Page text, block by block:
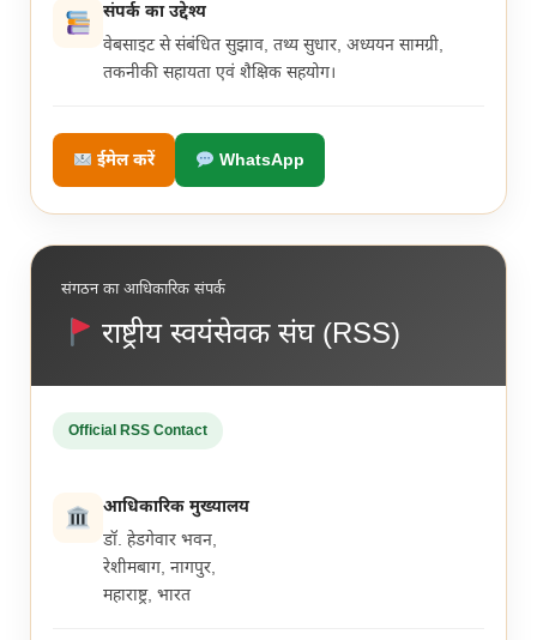
संपर्क का उद्देश्य
वेबसाइट से संबंधित सुझाव, तथ्य सुधार, अध्ययन सामग्री,
तकनीकी सहायता एवं शैक्षिक सहयोग।
ईमेल करें WhatsApp
संगठन का आधिकारिक संपर्क
राष्ट्रीय स्वयंसेवक संघ (RSS)
Official RSS Contact
आधिकारिक मुख्यालय
डॉ. हेडगेवार भवन,
रेशीमबाग, नागपुर,
महाराष्ट्र, भारत